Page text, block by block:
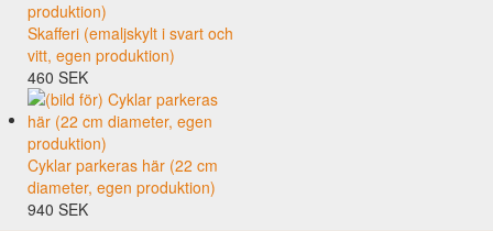
Skafferi (emaljskylt i svart och
vitt, egen produktion)
460 SEK
Cyklar parkeras här (22 cm
diameter, egen produktion)
940 SEK